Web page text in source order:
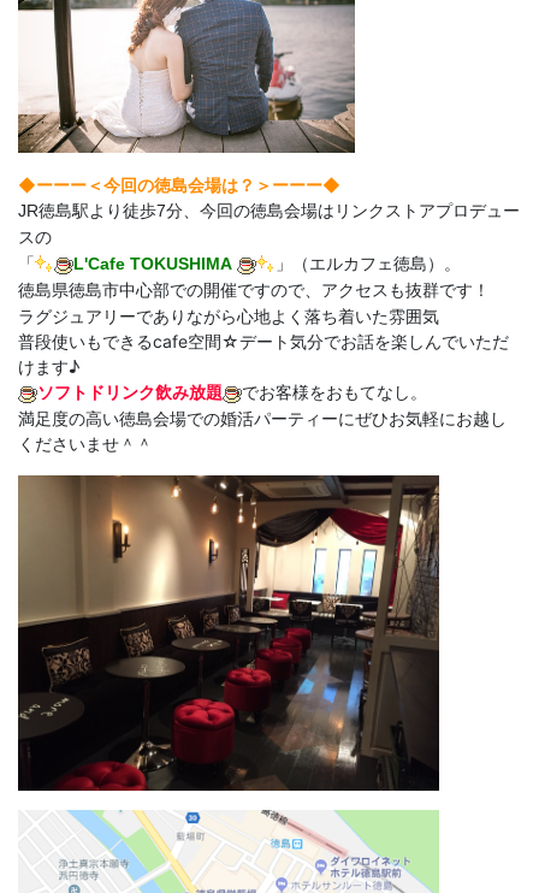
◆ーーー＜今回の徳島会場は？＞ ーーー◆
JR徳島駅より徒歩7分、今回の徳島会場はリンクストアプロデュー
スの
「
L'Cafe TOKUSHIMA
」（エルカフェ徳島）。
徳島県徳島市中心部での開催ですので、アクセスも抜群です！
ラグジュアリーでありながら心地よく落ち着いた雰囲気
普段使いもできるcafe空間☆デート気分でお話を楽しんでいただ
けます♪
ソフトドリンク飲み放題 でお客様をおもてなし。
満足度の高い徳島会場での婚活パーティーにぜひお気軽にお越し
くださいませ＾＾